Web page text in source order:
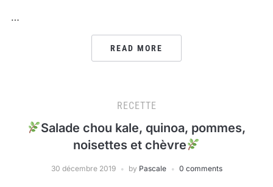
…
READ MORE
RECETTE
Salade chou kale, quinoa, pommes,
noisettes et chèvre
30 décembre 2019 by Pascale 0 comments